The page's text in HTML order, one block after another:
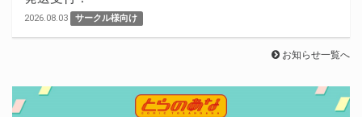
2026.08.03 サークル様向け
お知らせ一覧へ